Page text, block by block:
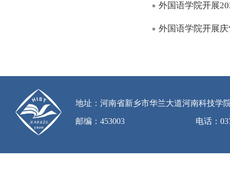
外国语学院开展
外国语学院开展
地址：河南省新乡市华兰大道河南科技学
邮编：453003 电话：